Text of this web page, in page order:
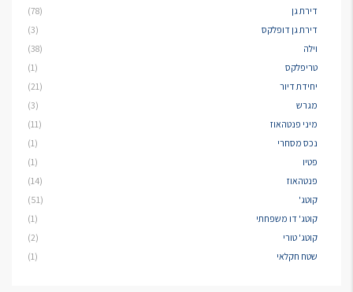
דירת גן
(78)
דירת גן דופלקס
(3)
וילה
(38)
טריפלקס
(1)
יחידת דיור
(21)
מגרש
(3)
מיני פנטהאוז
(11)
נכס מסחרי
(1)
פטיו
(1)
פנטהאוז
(14)
קוטג'
(51)
קוטג' דו משפחתי
(1)
קוטג' טורי
(2)
שטח חקלאי
(1)